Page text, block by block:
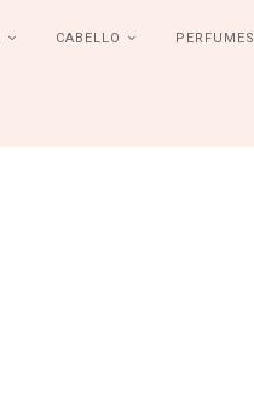
CABELLO PERFUMES